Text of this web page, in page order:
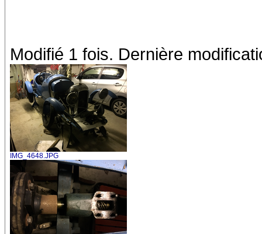
Modifié 1 fois. Dernière
IMG_4648.JPG